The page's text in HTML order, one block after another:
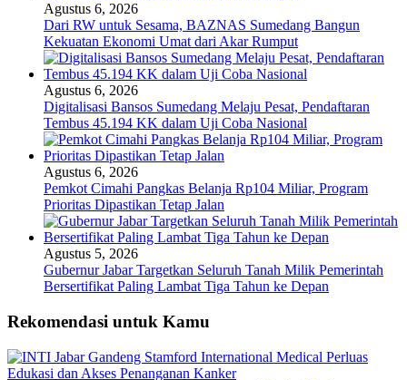
Agustus 6, 2026
Dari RW untuk Sesama, BAZNAS Sumedang Bangun
Kekuatan Ekonomi Umat dari Akar Rumput
Agustus 6, 2026
Digitalisasi Bansos Sumedang Melaju Pesat, Pendaftaran
Tembus 45.194 KK dalam Uji Coba Nasional
Agustus 6, 2026
Pemkot Cimahi Pangkas Belanja Rp104 Miliar, Program
Prioritas Dipastikan Tetap Jalan
Agustus 5, 2026
Gubernur Jabar Targetkan Seluruh Tanah Milik Pemerintah
Bersertifikat Paling Lambat Tiga Tahun ke Depan
Rekomendasi untuk Kamu